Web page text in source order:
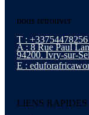
nous retrouver
T :
A : 8 Rue Paul
94200. Ivry-sur-
E :
LIENS RAPIDES